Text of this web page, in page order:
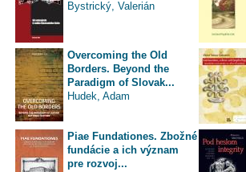
Bystrický, Valerián
Overcoming the Old
Borders. Beyond the
Paradigm of Slovak...
Hudek, Adam
Piae Fundationes. Zbožné
fundácie a ich význam
pre rozvoj...